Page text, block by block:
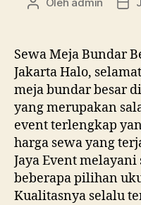
Penulis
Sewa Meja Bundar
Jakarta Halo,
meja bundar besar
yang merupakan
event terlengkap
harga sewa yang
Jaya Event
beberapa pilihan
Kualitasnya selalu